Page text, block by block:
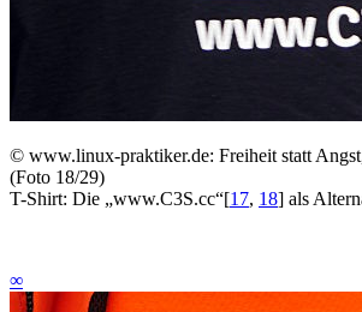
© www.linux-praktiker.de: Freiheit statt
(Foto 18/29)
T-Shirt: Die „www.C3S.cc“[17, 18] als
∞